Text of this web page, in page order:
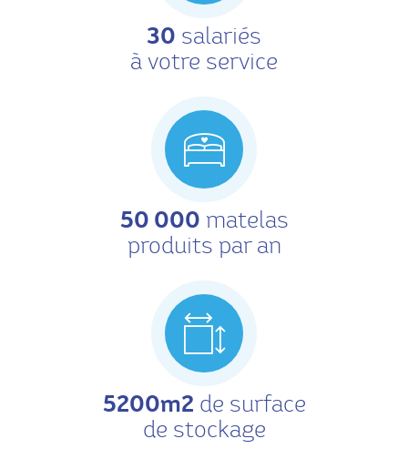
30 salariés
à votre service
50 000 matelas
produits par an
5200m2 de surface
de stockage